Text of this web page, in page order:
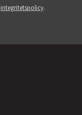
integritetspolicy.